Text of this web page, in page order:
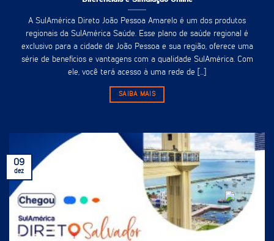
A SulAmérica Direto João Pessoa Amarelo é um dos produtos
regionais da SulAmérica Saúde. Esse plano de saúde regional é
exclusivo para a cidade de João Pessoa e sua região, oferece uma
série de benefícios e vantagens com a qualidade SulAmérica. Com
ele, você terá acesso à uma rede de [...]
SAIBA MAIS
09
dez